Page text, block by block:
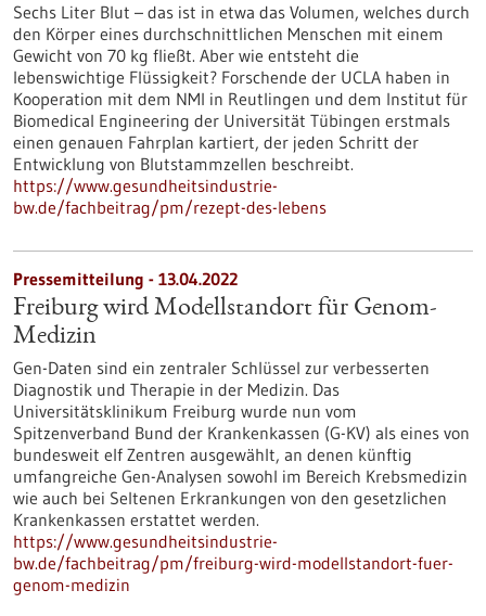
Sechs Liter Blut – das ist in etwa das Volumen, welches durch
den Körper eines durchschnittlichen Menschen mit einem
Gewicht von 70 kg fließt. Aber wie entsteht die
lebenswichtige Flüssigkeit? Forschende der UCLA haben in
Kooperation mit dem NMI in Reutlingen und dem Institut für
Biomedical Engineering der Universität Tübingen erstmals
einen genauen Fahrplan kartiert, der jeden Schritt der
Entwicklung von Blutstammzellen beschreibt.
https://www.gesundheitsindustrie-
bw.de/fachbeitrag/pm/rezept-des-lebens
Pressemitteilung - 13.04.2022
Freiburg wird Modellstandort für Genom-
Medizin
Gen-Daten sind ein zentraler Schlüssel zur verbesserten
Diagnostik und Therapie in der Medizin. Das
Universitätsklinikum Freiburg wurde nun vom
Spitzenverband Bund der Krankenkassen (G-KV) als eines von
bundesweit elf Zentren ausgewählt, an denen künftig
umfangreiche Gen-Analysen sowohl im Bereich Krebsmedizin
wie auch bei Seltenen Erkrankungen von den gesetzlichen
Krankenkassen erstattet werden.
https://www.gesundheitsindustrie-
bw.de/fachbeitrag/pm/freiburg-wird-modellstandort-fuer-
genom-medizin